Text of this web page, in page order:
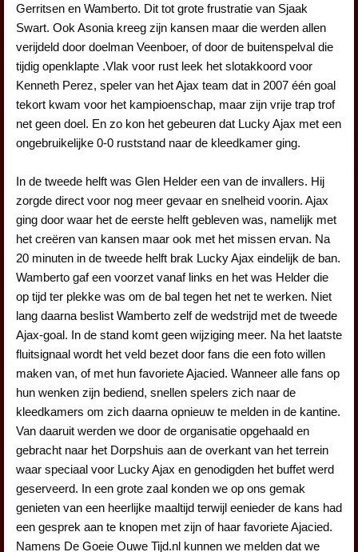
Gerritsen en Wamberto. Dit tot grote frustratie van Sjaak
Swart. Ook Asonia kreeg zijn kansen maar die werden allen
verijdeld door doelman Veenboer, of door de buitenspelval die
tijdig openklapte .Vlak voor rust leek het slotakkoord voor
Kenneth Perez, speler van het Ajax team dat in 2007 één goal
tekort kwam voor het kampioenschap, maar zijn vrije trap trof
net geen doel. En zo kon het gebeuren dat Lucky Ajax met een
ongebruikelijke 0-0 ruststand naar de kleedkamer ging.
In de tweede helft was Glen Helder een van de invallers. Hij
zorgde direct voor nog meer gevaar en snelheid voorin. Ajax
ging door waar het de eerste helft gebleven was, namelijk met
het creëren van kansen maar ook met het missen ervan. Na
20 minuten in de tweede helft brak Lucky Ajax eindelijk de ban.
Wamberto gaf een voorzet vanaf links en het was Helder die
op tijd ter plekke was om de bal tegen het net te werken. Niet
lang daarna beslist Wamberto zelf de wedstrijd met de tweede
Ajax-goal. In de stand komt geen wijziging meer. Na het laatste
fluitsignaal wordt het veld bezet door fans die een foto willen
maken van, of met hun favoriete Ajacied. Wanneer alle fans op
hun wenken zijn bediend, snellen spelers zich naar de
kleedkamers om zich daarna opnieuw te melden in de kantine.
Van daaruit werden we door de organisatie opgehaald en
gebracht naar het Dorpshuis aan de overkant van het terrein
waar speciaal voor Lucky Ajax en genodigden het buffet werd
geserveerd. In een grote zaal konden we op ons gemak
genieten van een heerlijke maaltijd terwijl eenieder de kans had
een gesprek aan te knopen met zijn of haar favoriete Ajacied.
Namens De Goeie Ouwe Tijd.nl kunnen we melden dat we